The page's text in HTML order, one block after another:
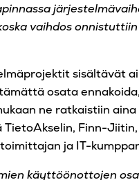
vaihdos
sisältävät
osata
ne ratkaistiin
TietoAkselin, Finn-Jiitin,
ja IT-
käyttöönottojen